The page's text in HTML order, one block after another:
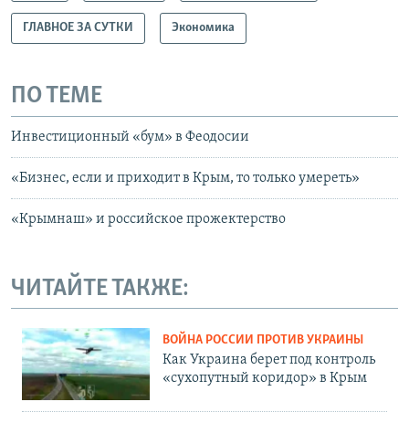
ГЛАВНОЕ ЗА СУТКИ Экономика
ПО ТЕМЕ
Инвестиционный «бум» в Феодосии
«Бизнес, если и приходит в Крым, то только умереть»
«Крымнаш» и российское прожектерство
ЧИТАЙТЕ ТАКЖЕ:
ВОЙНА РОССИИ ПРОТИВ УКРАИНЫ
Как Украина берет под контроль
«сухопутный коридор» в Крым